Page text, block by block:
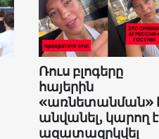
Ռուս բլոգերը
հայերին
«առնետանման»
անվանել, կարող է
ազատազրկվել